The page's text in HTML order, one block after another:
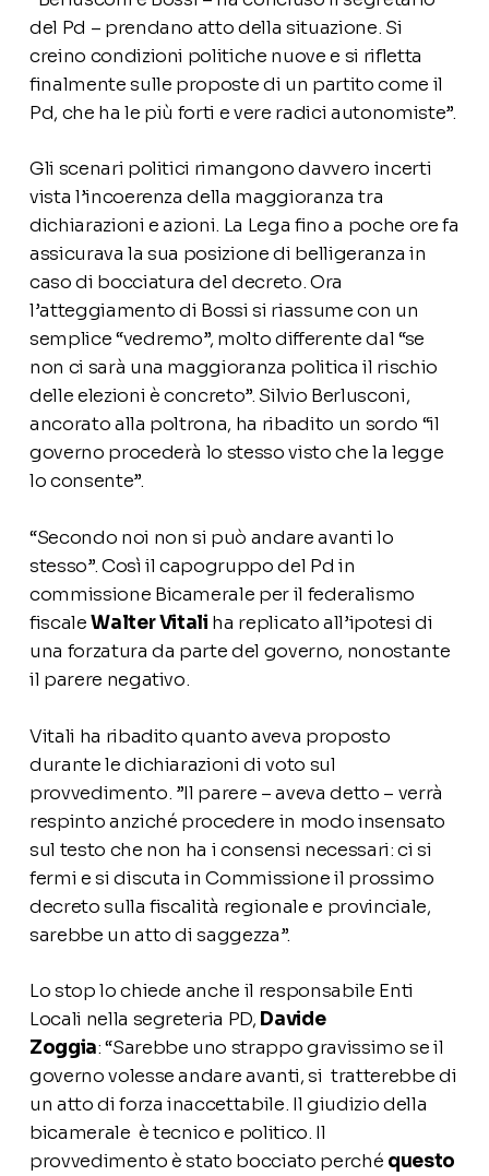
del Pd – prendano atto della situazione. Si
creino condizioni politiche nuove e si rifletta
finalmente sulle proposte di un partito come il
Pd, che ha le più forti e vere radici autonomiste”.
Gli scenari politici rimangono davvero incerti
vista l’incoerenza della maggioranza tra
dichiarazioni e azioni. La Lega fino a poche ore fa
assicurava la sua posizione di belligeranza in
caso di bocciatura del decreto. Ora
l’atteggiamento di Bossi si riassume con un
semplice “vedremo”, molto differente dal “se
non ci sarà una maggioranza politica il rischio
delle elezioni è concreto”. Silvio Berlusconi,
ancorato alla poltrona, ha ribadito un sordo “il
governo procederà lo stesso visto che la legge
lo consente”.
“Secondo noi non si può andare avanti lo
stesso”. Così il capogruppo del Pd in
commissione Bicamerale per il federalismo
fiscaleWalter Vitali ha replicato all’ipotesi di
una forzatura da parte del governo, nonostante
il parere negativo.
Vitali ha ribadito quanto aveva proposto
durante le dichiarazioni di voto sul
provvedimento. ”Il parere – aveva detto – verrà
respinto anziché procedere in modo insensato
sul testo che non ha i consensi necessari: ci si
fermi e si discuta in Commissione il prossimo
decreto sulla fiscalità regionale e provinciale,
sarebbe un atto di saggezza”.
Lo stop lo chiede anche il responsabile Enti
Locali nella segreteria PD, Davide
Zoggia: “Sarebbe uno strappo gravissimo se il
governo volesse andare avanti, si tratterebbe di
un atto di forza inaccettabile. Il giudizio della
bicamerale è tecnico e politico. Il
provvedimento è stato bocciato perché questo